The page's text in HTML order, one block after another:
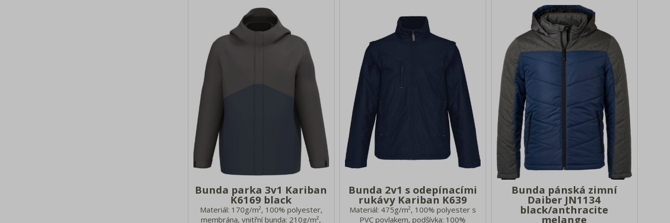
Bunda parka 3v1 Kariban
K6169 black
Materiál: 170g/m², 100% polyester,
membrána, vnitřní bunda: 210g/m²,
Bunda 2v1 s odepínacími
rukávy Kariban K639
Materiál: 475g/m², 100% polyester s
PVC povlakem, podšívka: 100%
Bunda pánská zimní
Daiber JN1134
black/anthracite
melange